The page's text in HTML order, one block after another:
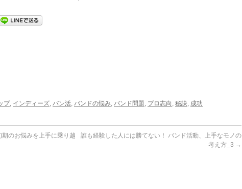
プ, インディーズ, バン活, バンドの悩み, バンド問題, プロ志向 , 秘訣, 成功
のお悩みを上手に乗り越
誰も経験した人には勝てない！ バンド活動、上手なモノの
考え方_3 →